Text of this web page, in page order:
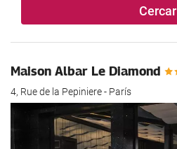
Cercar
Maison Albar Le Diamond
4, Rue de la Pepiniere - París